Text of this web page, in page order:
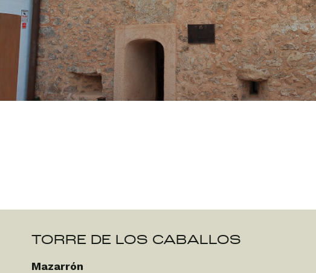
TORRE DE LOS CABALLOS
Mazarrón